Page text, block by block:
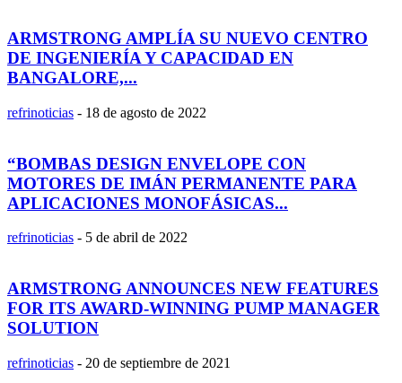
ARMSTRONG AMPLÍA SU NUEVO CENTRO
DE INGENIERÍA Y CAPACIDAD EN
BANGALORE,...
refrinoticias - 18 de agosto de 2022
“BOMBAS DESIGN ENVELOPE CON
MOTORES DE IMÁN PERMANENTE PARA
APLICACIONES MONOFÁSICAS...
refrinoticias - 5 de abril de 2022
ARMSTRONG ANNOUNCES NEW FEATURES
FOR ITS AWARD-WINNING PUMP MANAGER
SOLUTION
refrinoticias - 20 de septiembre de 2021